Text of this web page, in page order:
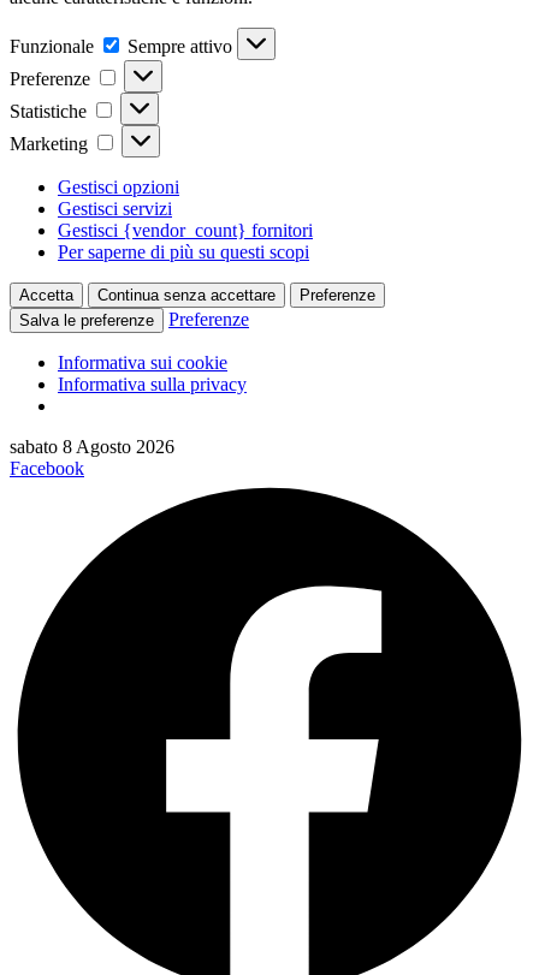
Funzionale Funzionale
Sempre attivo
Preferenze
Preferenze
Statistiche Statistiche
Marketing Marketing
Gestisci opzioni
Gestisci servizi
Gestisci {vendor_count} fornitori
Per saperne di più su questi scopi
Accetta Continua senza accettare
Preferenze
Salva le preferenze
Preferenze
Informativa sui cookie
Informativa sulla privacy
Vai
al
sabato 8 Agosto 2026
Facebook